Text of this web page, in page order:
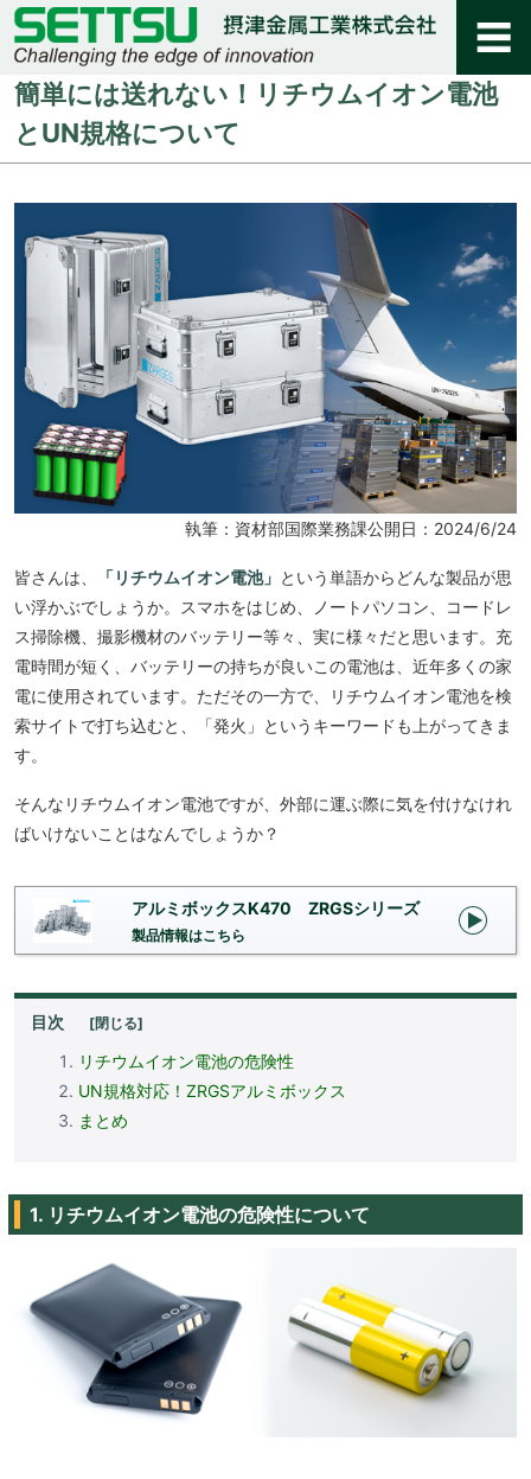
簡単には送れない！リチウムイオン電池
とUN規格について
執筆：資材部国際業務課公開日：2024/6/24
皆さんは、 「リチウムイオン電池」 という単語からどんな製品が思
い浮かぶでしょうか。スマホをはじめ、ノートパソコン、コードレ
ス掃除機、撮影機材のバッテリー等々、実に様々だと思います。充
電時間が短く、バッテリーの持ちが良いこの電池は、近年多くの家
電に使用されています。ただその一方で、リチウムイオン電池を検
索サイトで打ち込むと、「発火」というキーワードも上がってきま
す。
そんなリチウムイオン電池ですが、外部に運ぶ際に気を付けなけれ
ばいけないことはなんでしょうか？
アルミボックスK470 ZRGSシリーズ
製品情報はこちら
目次
リチウムイオン電池の危険性
UN規格対応！ZRGSアルミボックス
まとめ
1. リチウムイオン電池の危険性について